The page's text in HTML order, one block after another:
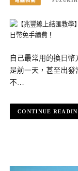
自己最常用的換日
是前一天，甚至出發
不…
CONTINUE